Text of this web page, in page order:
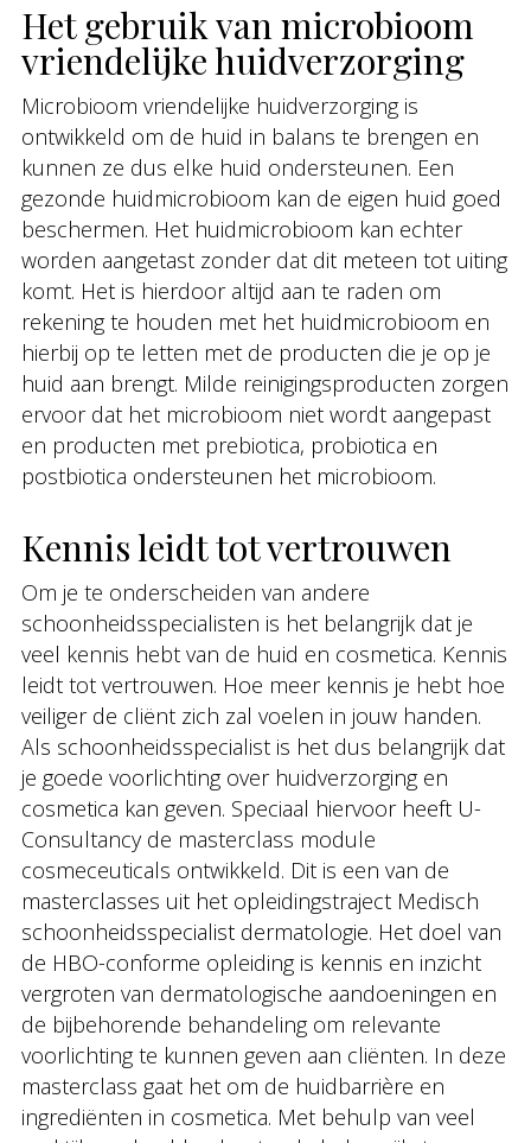
Het gebruik van microbioom
vriendelijke huidverzorging
Microbioom vriendelijke huidverzorging is
ontwikkeld om de huid in balans te brengen en
kunnen ze dus elke huid ondersteunen. Een
gezonde huidmicrobioom kan de eigen huid goed
beschermen. Het huidmicrobioom kan echter
worden aangetast zonder dat dit meteen tot uiting
komt. Het is hierdoor altijd aan te raden om
rekening te houden met het huidmicrobioom en
hierbij op te letten met de producten die je op je
huid aan brengt. Milde reinigingsproducten zorgen
ervoor dat het microbioom niet wordt aangepast
en producten met prebiotica, probiotica en
postbiotica ondersteunen het microbioom.
Kennis leidt tot vertrouwen
Om je te onderscheiden van andere
schoonheidsspecialisten is het belangrijk dat je
veel kennis hebt van de huid en cosmetica. Kennis
leidt tot vertrouwen. Hoe meer kennis je hebt hoe
veiliger de cliënt zich zal voelen in jouw handen.
Als schoonheidsspecialist is het dus belangrijk dat
je goede voorlichting over huidverzorging en
cosmetica kan geven. Speciaal hiervoor heeft U-
Consultancy de masterclass module
cosmeceuticals ontwikkeld. Dit is een van de
masterclasses uit het opleidingstraject Medisch
schoonheidsspecialist dermatologie. Het doel van
de HBO-conforme opleiding is kennis en inzicht
vergroten van dermatologische aandoeningen en
de bijbehorende behandeling om relevante
voorlichting te kunnen geven aan cliënten. In deze
masterclass gaat het om de huidbarrière en
ingrediënten in cosmetica. Met behulp van veel